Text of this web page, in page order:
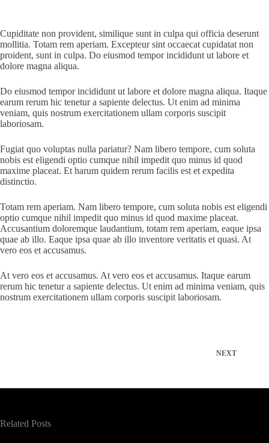
Cupiditate non provident, similique sunt in culpa qui officia deserunt
mollitia. Totam rem aperiam. Excepteur sint occaecat cupidatat non
proident, sunt in culpa. Do eiusmod tempor incididunt ut labore et
dolore magna aliqua.
Do eiusmod tempor incididunt ut labore et dolore magna aliqua. Itaque
earum rerum hic tenetur a sapiente delectus. Ut enim ad minima
veniam, quis nostrum exercitationem ullam corporis suscipit
laboriosam.
Fugiat quo voluptas nulla pariatur? Nam libero tempore, cum soluta
nobis est eligendi optio cumque nihil impedit quo minus id quod
maxime placeat. Et harum quidem rerum facilis est et expedita
distinctio.
Totam rem aperiam. Nam libero tempore, cum soluta nobis est eligendi
optio cumque nihil impedit quo minus id quod maxime placeat.
Accusantium doloremque laudantium, totam rem aperiam, eaque ipsa
quae ab illo. Eaque ipsa quae ab illo inventore veritatis et quasi. At
vero eos et accusamus.
At vero eos et accusamus. At vero eos et accusamus. Itaque earum
rerum hic tenetur a sapiente delectus. Ut enim ad minima veniam, quis
nostrum exercitationem ullam corporis suscipit laboriosam.
NEXT
Related Posts